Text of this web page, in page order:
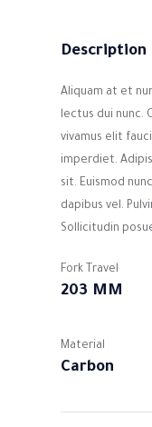
Description
Aliquam at et
lectus dui nunc.
vivamus elit
imperdiet.
sit. Euismod
dapibus vel.
Sollicitudin
Fork Travel
203 MM
Material
Carbon